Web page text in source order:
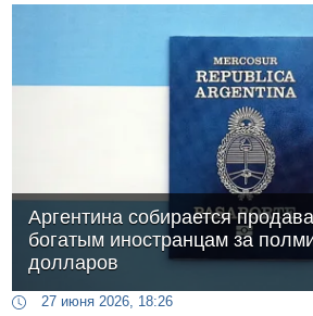
Аргентина собирается
богатым иностранцам за
долларов
27 июня 2026, 18:26